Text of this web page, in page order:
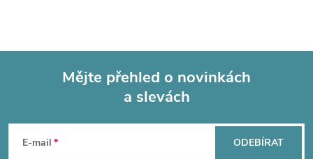
Mějte přehled o novinkách
a slevách
E-mail ODEBÍRAT